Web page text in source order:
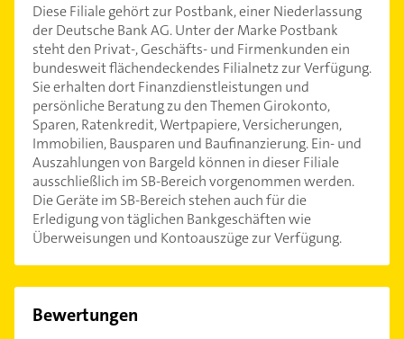
Diese Filiale gehört zur Postbank, einer Niederlassung
der Deutsche Bank AG. Unter der Marke Postbank
steht den Privat-, Geschäfts- und Firmenkunden ein
bundesweit flächendeckendes Filialnetz zur Verfügung.
Sie erhalten dort Finanzdienstleistungen und
persönliche Beratung zu den Themen Girokonto,
Sparen, Ratenkredit, Wertpapiere, Versicherungen,
Immobilien, Bausparen und Baufinanzierung. Ein- und
Auszahlungen von Bargeld können in dieser Filiale
ausschließlich im SB-Bereich vorgenommen werden.
Die Geräte im SB-Bereich stehen auch für die
Erledigung von täglichen Bankgeschäften wie
Überweisungen und Kontoauszüge zur Verfügung.
Bewertungen